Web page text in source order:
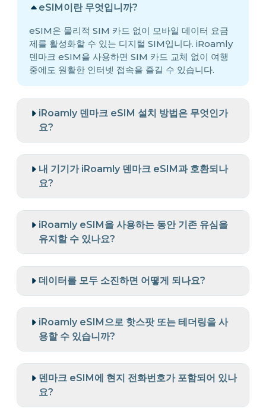
eSIM이란 무엇입니까?
eSIM은 물리적 SIM 카드 없이 모바일 데이터 요금
제를 활성화할 수 있는 디지털 SIM입니다. iRoamly
덴마크 eSIM을 사용하면 SIM 카드 교체 없이 여행
중에도 원활한 인터넷 접속을 즐길 수 있습니다.
iRoamly 덴마크 eSIM 설치 방법은 무엇인가
요?
내 기기가 iRoamly 덴마크 eSIM과 호환되나
요?
iRoamly eSIM을 사용하는 동안 기존 유심을
유지할 수 있나요?
데이터를 모두 소진하면 어떻게 되나요?
iRoamly eSIM으로 핫스팟 또는 테더링을 사
용할 수 있습니까?
덴마크 eSIM에 현지 전화번호가 포함되어 있나
요?